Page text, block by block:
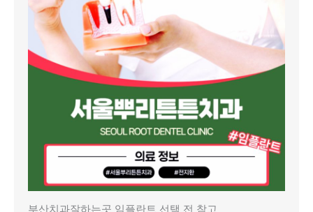
부산치과잘하는곳 임플란트 선택 전 참고